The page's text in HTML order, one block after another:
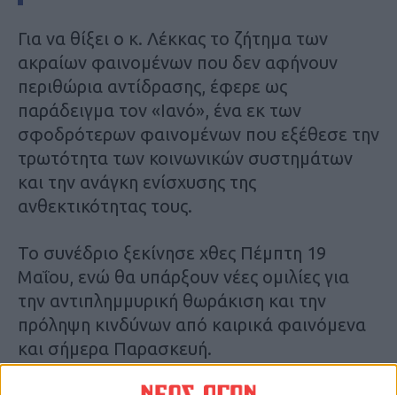
Για να θίξει ο κ. Λέκκας το ζήτημα των
ακραίων φαινομένων που δεν αφήνουν
περιθώρια αντίδρασης, έφερε ως
παράδειγμα τον «Ιανό», ένα εκ των
σφοδρότερων φαινομένων που εξέθεσε την
τρωτότητα των κοινωνικών συστημάτων
και την ανάγκη ενίσχυσης της
ανθεκτικότητας τους.
Το συνέδριο ξεκίνησε χθες Πέμπτη 19
Μαΐου, ενώ θα υπάρξουν νέες ομιλίες για
την αντιπλημμυρική θωράκιση και την
πρόληψη κινδύνων από καιρικά φαινόμενα
και σήμερα Παρασκευή.